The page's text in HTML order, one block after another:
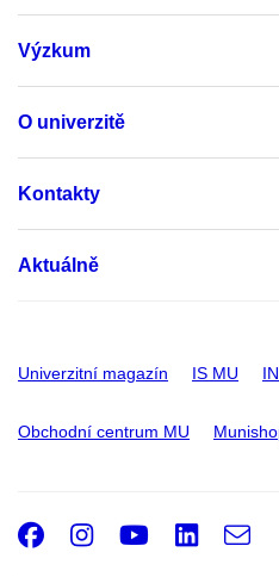
Výzkum
O univerzitě
Kontakty
Aktuálně
Univerzitní magazín IS MU
Obchodní centrum MU
Facebook
Instagram
Youtube
e-